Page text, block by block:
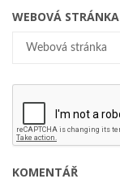
WEBOVÁ STRÁNKA
KOMENTÁŘ